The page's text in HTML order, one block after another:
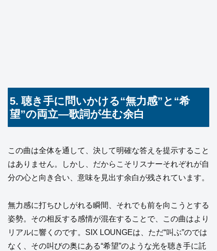
5. 聴き手に問いかける“無力感”と“希
望”の両立―歌詞が生む余白
この曲は全体を通して、決して明確な答えを提示すること
はありません。しかし、だからこそリスナーそれぞれが自
分の心と向き合い、意味を見出す余白が残されています。
無力感に打ちひしがれる瞬間、それでも前を向こうとする
姿勢。その相反する感情が混在することで、この曲はより
リアルに響くのです。SIX LOUNGEは、ただ“叫ぶ”のでは
なく、その叫びの奥にある“希望”のような光を聴き手に託